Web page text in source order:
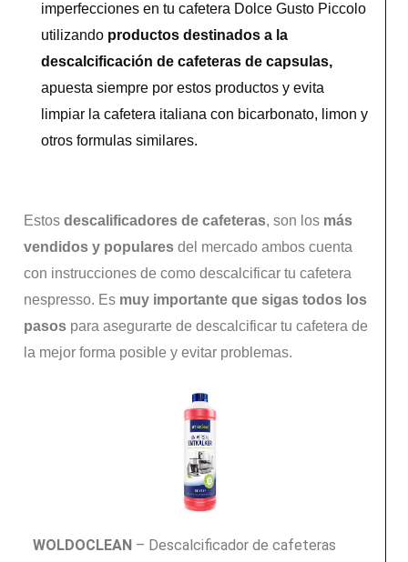
imperfecciones en tu cafetera Dolce Gusto Piccolo
utilizando productos destinados a la
descalcificación de cafeteras de capsulas,
apuesta siempre por estos productos y evita
limpiar la cafetera italiana con bicarbonato, limon y
otros formulas similares.
Estos descalificadores de cafeteras, son los más
vendidos y popularesdel mercado ambos cuenta
con instrucciones de como descalcificar tu cafetera
nespresso. Es muy importante que sigas todos los
pasospara asegurarte de descalcificar tu cafetera de
la mejor forma posible y evitar problemas.
WOLDOCLEAN– Descalcificador de cafeteras